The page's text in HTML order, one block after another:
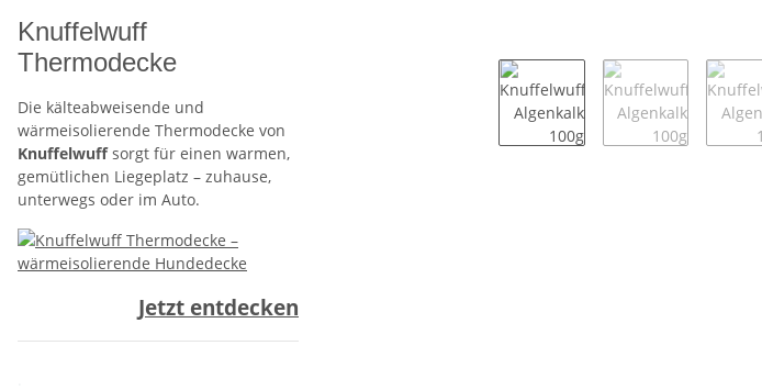
Knuffelwuff
Thermodecke
Die kälteabweisende und
wärmeisolierende Thermodecke von
Knuffelwuffsorgt für einen warmen,
gemütlichen Liegeplatz – zuhause,
unterwegs oder im Auto.
Jetzt entdecken